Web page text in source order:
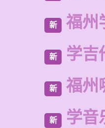
新 福州
新 学吉
新 福州
新 学音